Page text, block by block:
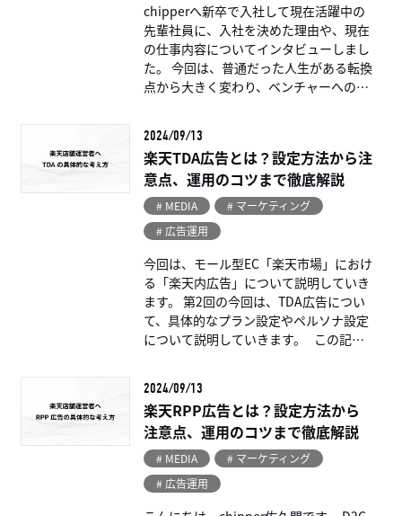
chipperへ新卒で入社して現在活躍中の
先輩社員に、入社を決めた理由や、現在
の仕事内容についてインタビューしまし
た。 今回は、普通だった人生がある転換
点から大きく変わり、ベンチャーへの挑
2024/09/13
楽天TDA広告とは？設定方法から注
意点、運用のコツまで徹底解説
# MEDIA
# マーケティング
# 広告運用
今回は、モール型EC「楽天市場」におけ
る「楽天内広告」について説明していき
ます。 第2回の今回は、TDA広告につい
て、具体的なプラン設定やペルソナ設定
について説明していきます。 この記事
2024/09/13
楽天RPP広告とは？設定方法から
注意点、運用のコツまで徹底解説
# MEDIA
# マーケティング
# 広告運用